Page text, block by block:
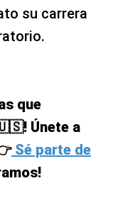
su carrera
que
Únete a
Sé parte de